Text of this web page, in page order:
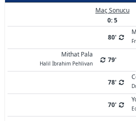
Maç Sonucu
0: 5
80'
Mithat Pala
Halil İbrahim Pehlivan 79'
78'
70'